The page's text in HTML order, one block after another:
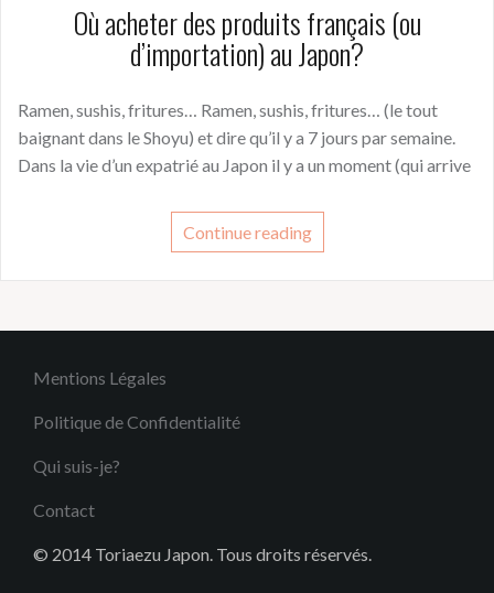
Où acheter des produits français (ou
d’importation) au Japon?
Ramen, sushis, fritures… Ramen, sushis, fritures… (le tout
baignant dans le Shoyu) et dire qu’il y a 7 jours par semaine.
Dans la vie d’un expatrié au Japon il y a un moment (qui arrive
Continue reading
Mentions Légales
Politique de Confidentialité
Qui suis-je?
Contact
© 2014 Toriaezu Japon. Tous droits réservés.